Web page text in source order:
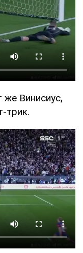
же Винисиус,
трик.